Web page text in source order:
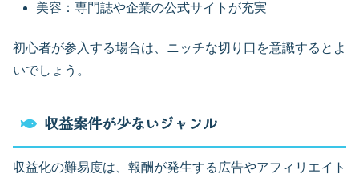
美容：専門誌や企業の公式サイトが充実
初心者が参入する場合は、ニッチな切り口を意識するとよ
いでしょう。
収益案件が少ないジャンル
収益化の難易度は、報酬が発生する広告やアフィリエイト